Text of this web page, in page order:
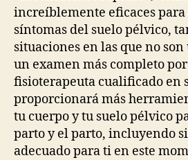
increíblemente eficaces
síntomas del suelo pélvico,
situaciones en las que no
un examen más completo
fisioterapeuta cualificado en
proporcionará más
tu cuerpo y tu suelo pélvico
parto y el parto, incluyendo
adecuado para ti en este